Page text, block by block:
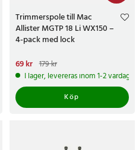
produkt
Trimmerspole till Mac
Allister MGTP 18 Li WX150 –
4-pack med lock
Nuvarande pris
pris:179 kr
69 kr 179 kr
I lager, levereras inom 1-2 vardagar
Köp